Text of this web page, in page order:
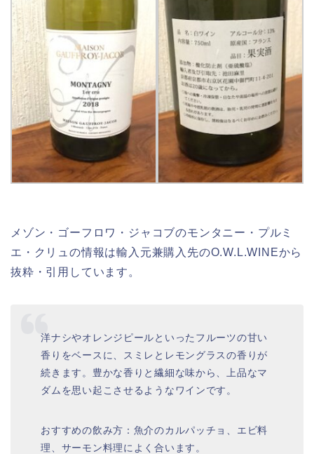
メゾン・ゴーフロワ・ジャコブのモンタニー・プルミ
エ・クリュの情報は輸入元兼購入先のO.W.L.WINEから
抜粋・引用しています。
洋ナシやオレンジピールといったフルーツの甘い
香りをベースに、スミレとレモングラスの香りが
続きます。豊かな香りと繊細な味から、上品なマ
ダムを思い起こさせるようなワインです。
おすすめの飲み方：魚介のカルパッチョ、エビ料
理、サーモン料理によく合います。